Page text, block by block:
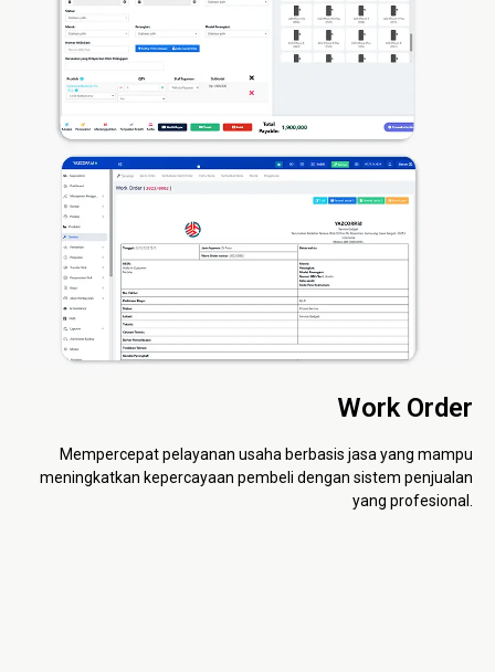
Work Order
Mempercepat pelayanan usaha berbasis jasa yang mampu
meningkatkan kepercayaan pembeli dengan sistem penjualan
yang profesional.